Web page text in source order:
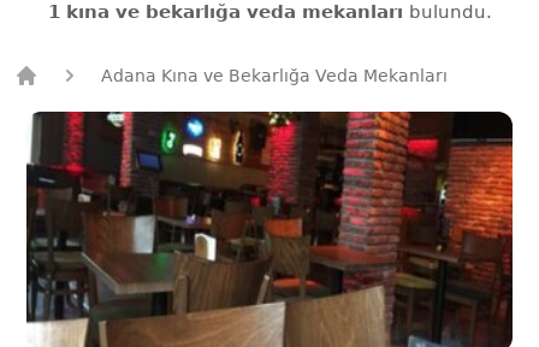
1 kına ve bekarlığa veda mekanları bulundu.
Adana Kına ve Bekarlığa Veda Mekanları